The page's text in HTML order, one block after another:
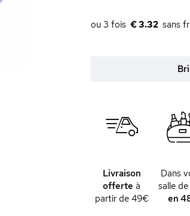
€ 3.32
Livraison
offerte à
partir de 49€
Dans
salle
en